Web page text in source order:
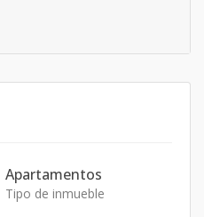
Apartamentos
Tipo de inmueble